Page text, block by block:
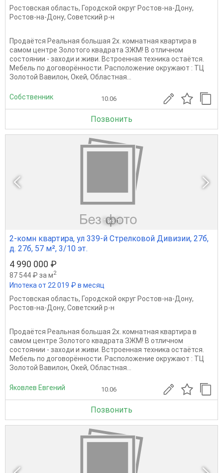
Ростовская область, Городской округ Ростов-на-Дону,
Ростов-на-Дону, Советский р-н
Продаётся Реальная большая 2х. комнатная квартира в
самом центре Золотого квадрата ЗЖМ! В отличном
состоянии - заходи и живи. Встроенная техника остаётся.
Мебель по договорённости. Расположение окружают : ТЦ
Золотой Вавилон, Окей, Областная...
Собственник 10.06
Позвонить
1 из 1
2-комн квартира, ул 339-й Стрелковой Дивизии, 27б,
д. 27б, 57 м², 3/10 эт.
4 990 000 ₽
87 544 ₽ за м2
Ипотека от 22 019 ₽ в месяц
Ростовская область, Городской округ Ростов-на-Дону,
Ростов-на-Дону, Советский р-н
Продаётся Реальная большая 2х. комнатная квартира в
самом центре Золотого квадрата ЗЖМ! В отличном
состоянии - заходи и живи. Встроенная техника остаётся.
Мебель по договорённости. Расположение окружают : ТЦ
Золотой Вавилон, Окей, Областная...
Яковлев Евгений 10.06
Позвонить